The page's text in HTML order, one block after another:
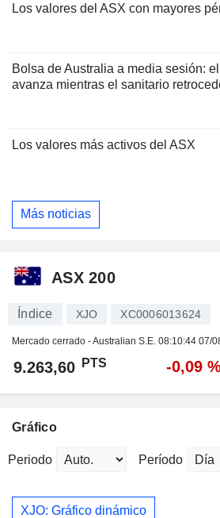
Los valores del ASX con mayores
Bolsa de Australia a media sesión:
avanza mientras el sanitario
Los valores más activos del ASX
Más noticias
ASX 200
Índice XJO XC0006013624
Mercado cerrado - Australian S.E. 08:10:44 07/
9.263,60 PTS -0,09
Gráfico
Periodo Período
XJO: Gráfico dinámico